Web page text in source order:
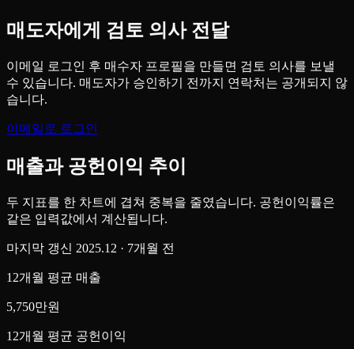
매도자에게 검토 의사 전달
이메일 로그인 후 매수자 프로필을 만들면 검토 의사를 보낼
수 있습니다. 매도자가 승인하기 전까지 연락처는 공개되지 않
습니다.
이메일로 로그인
매출과 공헌이익 추이
두 지표를 한 차트에 겹쳐 중복을 줄였습니다. 공헌이익률은
같은 입력값에서 계산됩니다.
마지막 갱신 2025.12 · 7개월 전
12개월 평균 매출
5,750만원
12개월 평균 공헌이익